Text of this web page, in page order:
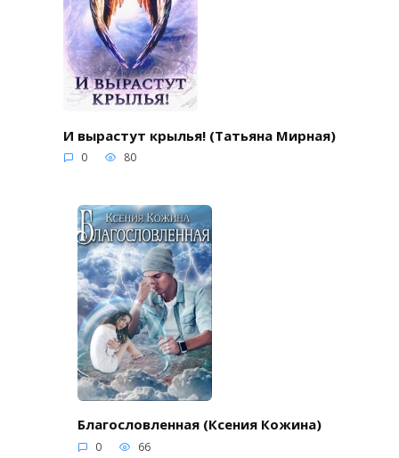
И вырастут крылья! (Татьяна Мирная)
0 80
Благословленная (Ксения Кожина)
0 66